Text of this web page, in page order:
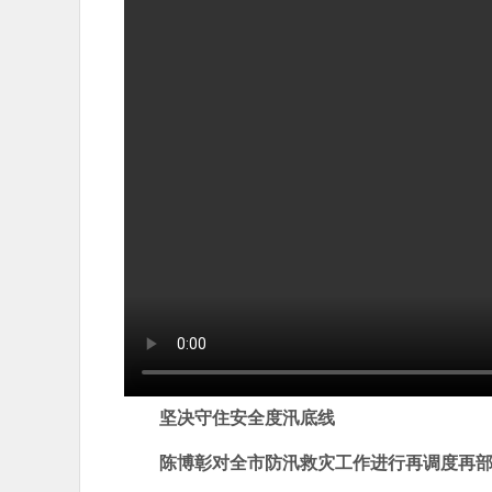
坚决守住安全度汛底线
陈博彰对全市防汛救灾工作进行再调度再